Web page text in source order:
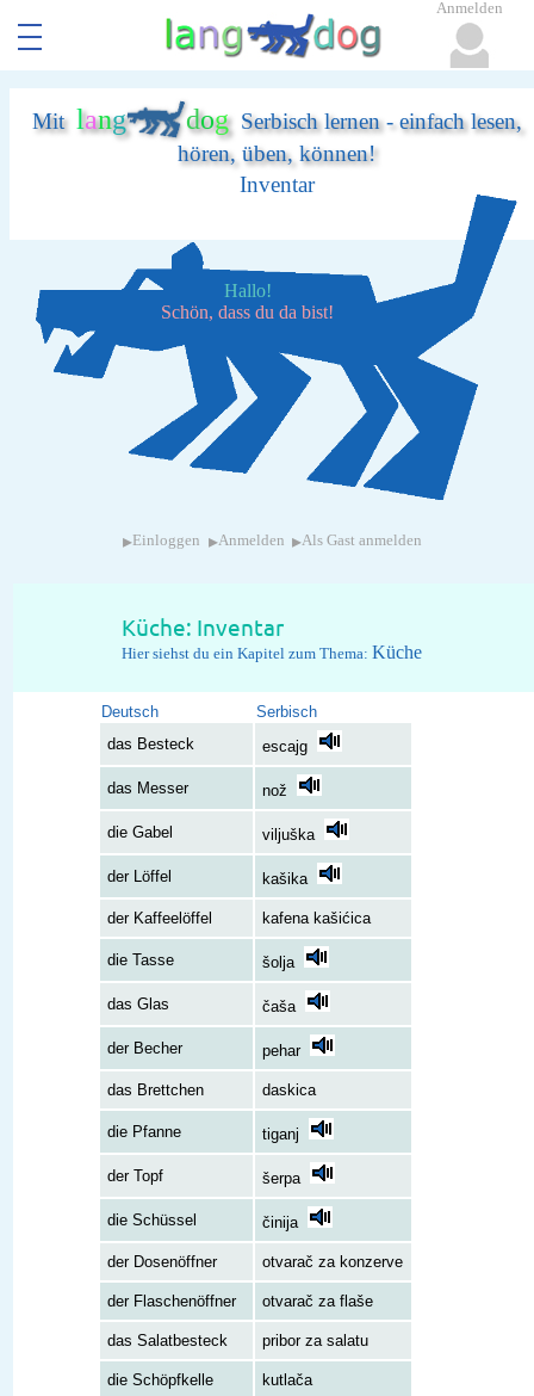
Mit lang dogSerbisch lernen - einfach lesen,
hören, üben, können!
Inventar
Hallo!
Schön, dass du da bist!
▸ Einloggen ▸Anmelden ▸Als Gast anmelden
Küche: Inventar
Hier siehst du ein Kapitel zum Thema: Küche
Deutsch
Serbisch
das Besteck
escajg
das Messer nož
die Gabel viljuška
der Löffel kašika
der Kaffeelöffel kafena kašićica
die Tasse šolja
das Glas čaša
der Becher pehar
das Brettchen daskica
die Pfanne tiganj
der Topf šerpa
die Schüssel činija
der Dosenöffner otvarač za konzerve
der Flaschenöffner otvarač za flaše
das Salatbesteck pribor za salatu
die Schöpfkelle kutlača
Anmelden